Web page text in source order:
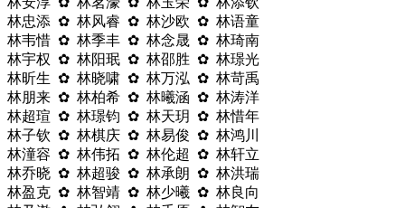
林忠添 ✿ 林风睿 ✿ 林沙欧 ✿ 林语童
林韦惜 ✿ 林季丰 ✿ 林念晟 ✿ 林琦南
林宇权 ✿ 林阳珉 ✿ 林邵胜 ✿ 林璟光
林昕生 ✿ 林晓啸 ✿ 林万泓 ✿ 林苛禹
林朋来 ✿ 林柏希 ✿ 林曦涵 ✿ 林涛洋
林超瑄 ✿ 林璟钧 ✿ 林天玥 ✿ 林惜年
林子钦 ✿ 林棋庆 ✿ 林易俊 ✿ 林鸿川
林潼容 ✿ 林伟拓 ✿ 林伦超 ✿ 林轩立
林乔晓 ✿ 林超骏 ✿ 林承朗 ✿ 林洪瑞
林盈克 ✿ 林智靖 ✿ 林少曦 ✿ 林良向